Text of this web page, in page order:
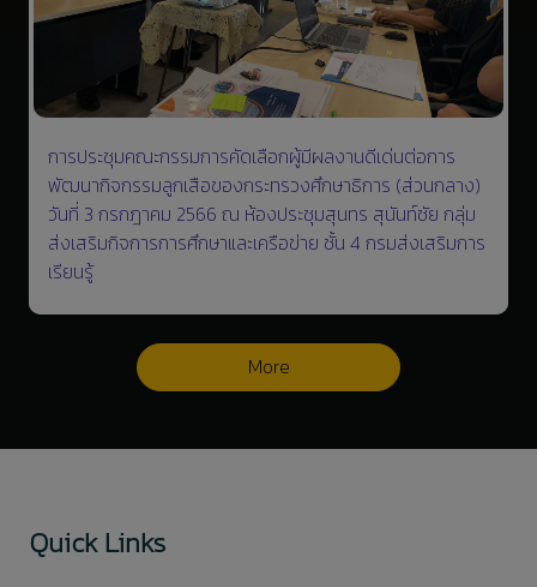
การประชุมคณะกรรมการคัดเลือกผู้มีผลงานดีเด่นต่อการ
พัฒนากิจกรรมลูกเสือของกระทรวงศึกษาธิการ (ส่วนกลาง)
วันที่ 3 กรกฎาคม 2566 ณ ห้องประชุมสุนทร สุนันท์ชัย กลุ่ม
ส่งเสริมกิจการการศึกษาและเครือข่าย ชั้น 4 กรมส่งเสริมการ
เรียนรู้
More
Quick Links